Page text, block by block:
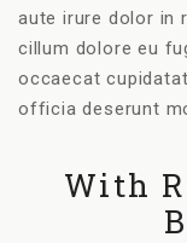
aute irure dolor in
cillum dolore eu
occaecat
officia deserunt
With